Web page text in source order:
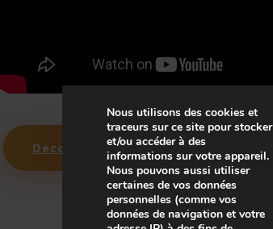
Découvrez nos offres
Nous utilisons des cookies et
traceurs sur ce site pour stocker
et/ou accéder à des
informations sur votre appareil.
Nous pouvons aussi utiliser
certaines de vos données
personnelles (comme vos
données de navigation et votre